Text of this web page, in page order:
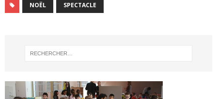
NOËL SPECTACLE